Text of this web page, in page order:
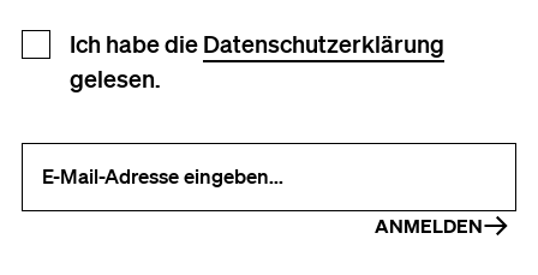
Newsletter Anmeldung
Ich habe die Datenschutzerklärung
gelesen.
ANMELDEN